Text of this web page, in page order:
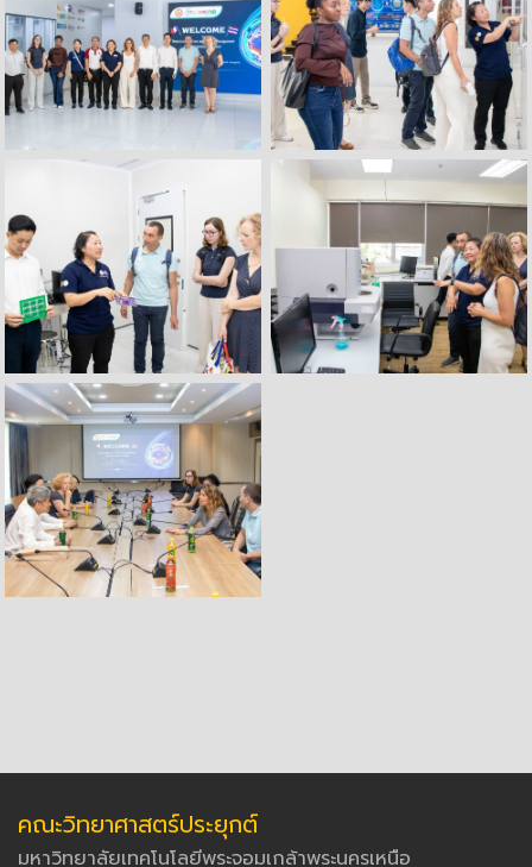
คณะวิทยาศาสตร์ประยุกต์
มหาวิทยาลัยเทคโนโลยีพระจอมเกล้าพระนครเหนือ